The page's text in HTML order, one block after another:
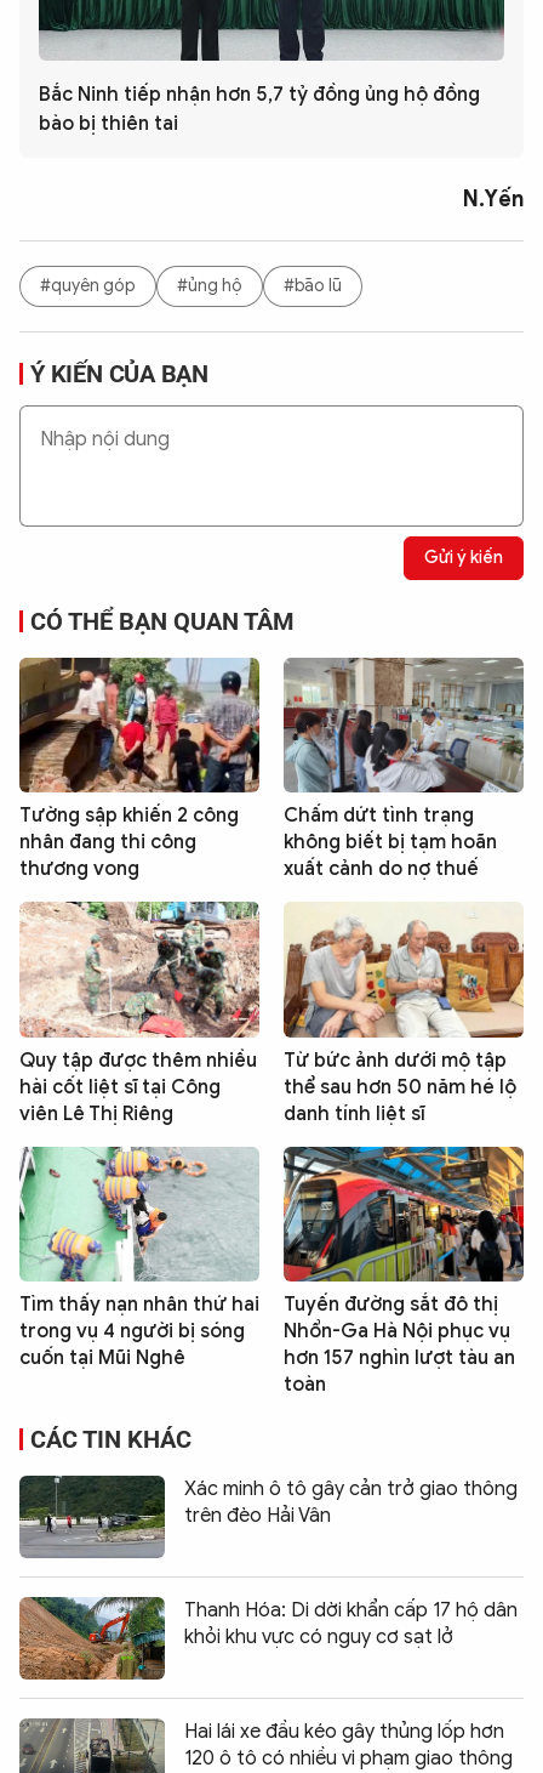
Bắc Ninh tiếp nhận hơn 5,7 tỷ đồng ủng hộ đồng
bào bị thiên tai
N.Yến
#quyên góp #ủng hộ #bão lũ
Ý KIẾN CỦA BẠN
Gửi ý kiến
CÓ THỂ BẠN QUAN TÂM
Tường sập khiến 2 công
nhân đang thi công
thương vong
Chấm dứt tình trạng
không biết bị tạm hoãn
xuất cảnh do nợ thuế
Quy tập được thêm nhiều
hài cốt liệt sĩ tại Công
viên Lê Thị Riêng
Từ bức ảnh dưới mộ tập
thể sau hơn 50 năm hé lộ
danh tính liệt sĩ
Tìm thấy nạn nhân thứ hai
trong vụ 4 người bị sóng
cuốn tại Mũi Nghê
Tuyến đường sắt đô thị
Nhổn-Ga Hà Nội phục vụ
hơn 157 nghìn lượt tàu an
toàn
CÁC TIN KHÁC
Xác minh ô tô gây cản trở giao thông
trên đèo Hải Vân
Thanh Hóa: Di dời khẩn cấp 17 hộ dân
khỏi khu vực có nguy cơ sạt lở
Hai lái xe đầu kéo gây thủng lốp hơn
120 ô tô có nhiều vi phạm giao thông